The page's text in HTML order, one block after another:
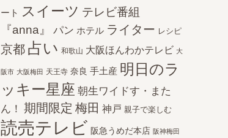
ート
スイーツ テレビ番組
『anna』
パン ホテル ライター レシピ
京都 占い 和歌山 大阪ほんわかテレビ 大
阪市 大阪梅田 天王寺 奈良 手土産 明日のラ
ッキー星座 朝生ワイドす・また
ん！ 期間限定 梅田 神戸 親子で楽しむ
読売テレビ 阪急うめだ本店 阪神梅田